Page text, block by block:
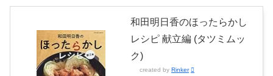
和田明日香のほったらかし
レシピ 献立編 (タツミムッ
ク)
created by Rinker